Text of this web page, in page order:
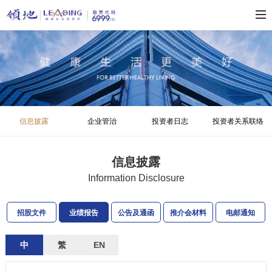
信息披露 企业管治 投资者日志 投资者关系联络
信息披露
Information Disclosure
招股文件 业绩报告 公告及通函 推介会材料 电邮通知
中 繁 EN